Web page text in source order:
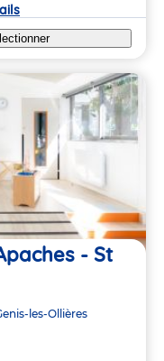
- St
les-Ollières